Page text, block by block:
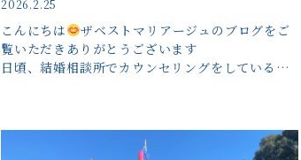
2026.2.25
こんにちは
ザベストマリアージュのブログをご
覧いただきありがとうございます
日頃、結婚相談所でカウンセリングをしている…